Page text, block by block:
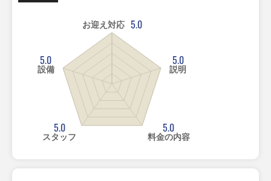
お迎え対応 5.0
5.0
説明
5.0
料金の内容
5.0
スタッフ
5.0
設備